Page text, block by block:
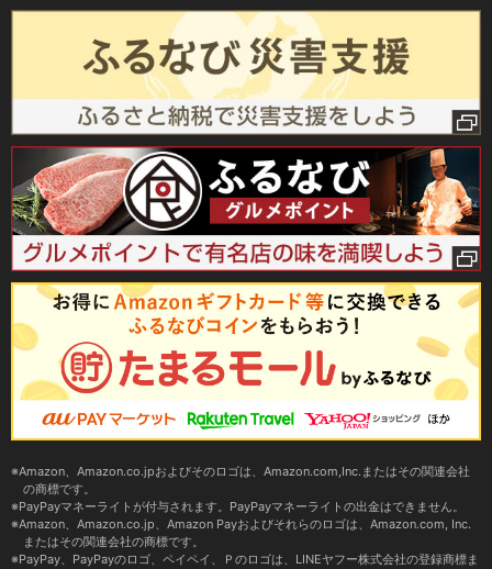
Amazon、Amazon.co.jpおよびそのロゴは、Amazon.com,Inc.またはその関連会社
の商標です。
PayPayマネーライトが付与されます。PayPayマネーライトの出金はできません。
Amazon、Amazon.co.jp、Amazon Payおよびそれらのロゴは、Amazon.com, Inc.
またはその関連会社の商標です。
PayPay、PayPayのロゴ、ペイペイ、Ｐのロゴは、LINEヤフー株式会社の登録商標ま